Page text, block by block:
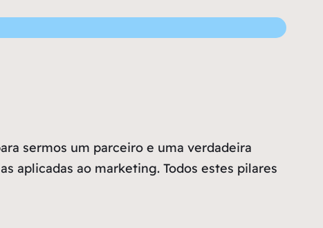
sermos um parceiro e uma verdadeira
aplicadas ao marketing. Todos estes pilares